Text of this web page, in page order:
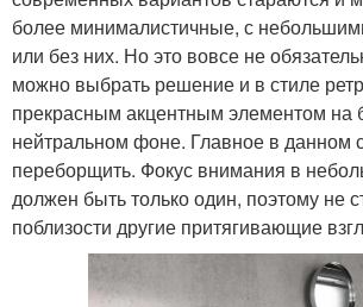
более минималистичные, с
или без них. Но это вовсе не
можно выбрать решение и в стиле
прекрасным акцентным элементом на
нейтральном фоне. Главное в данном
переборщить. Фокус внимания в
должен быть только один, поэтому не
поблизости другие притягивающие